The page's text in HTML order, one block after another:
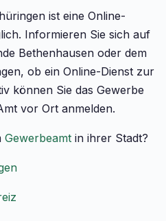
ist eine Online-
Informieren Sie sich auf
Bethenhausen oder dem
ob ein Online-Dienst zur
können Sie das Gewerbe
vor Ort anmelden.
Gewerbeamt in ihrer Stadt?